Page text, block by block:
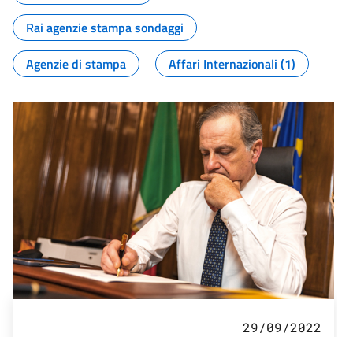
Rai agenzie stampa sondaggi
Agenzie di stampa
Affari Internazionali (1)
29/09/2022